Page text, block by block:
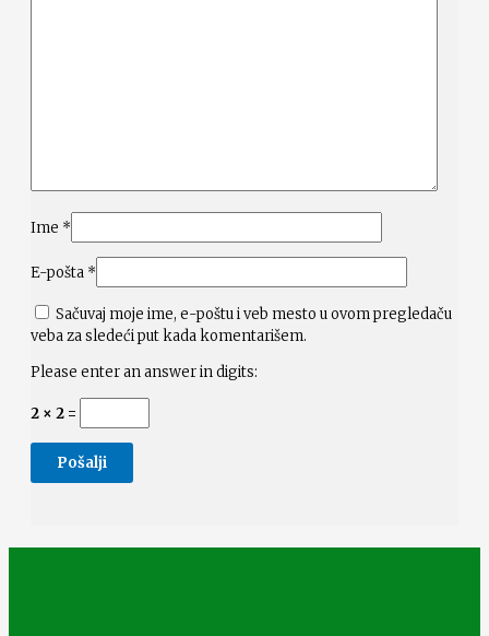
Ime *
E-pošta *
Sačuvaj moje ime, e-poštu i veb mesto u ovom pregledaču
veba za sledeći put kada komentarišem.
Please enter an answer in digits:
2 × 2 =